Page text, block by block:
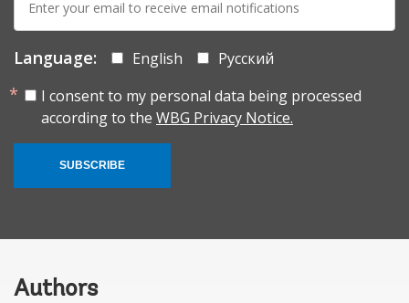
mail:
Language: English
Русский
I consent to my personal data being processed
according to the WBG Privacy Notice.
SUBSCRIBE
Authors